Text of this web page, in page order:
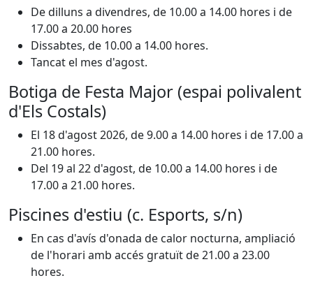
De dilluns a divendres, de 10.00 a 14.00 hores i de
17.00 a 20.00 hores
Dissabtes, de 10.00 a 14.00 hores.
Tancat el mes d'agost.
Botiga de Festa Major (espai polivalent
d'Els Costals)
El 18 d'agost 2026, de 9.00 a 14.00 hores i de 17.00 a
21.00 hores.
Del 19 al 22 d'agost, de 10.00 a 14.00 hores i de
17.00 a 21.00 hores.
Piscines d'estiu (c. Esports, s/n)
En cas d'avís d'onada de calor nocturna, ampliació
de l'horari amb accés gratuït de 21.00 a 23.00
hores.